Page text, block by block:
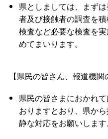
県としましては、まず
者及び接触者の調査を
検査など必要な検査を
めてまいります。
【県民の皆さん、報道機関
県民の皆さまにおかれ
おりますとおり、県か
静な対応をお願いします